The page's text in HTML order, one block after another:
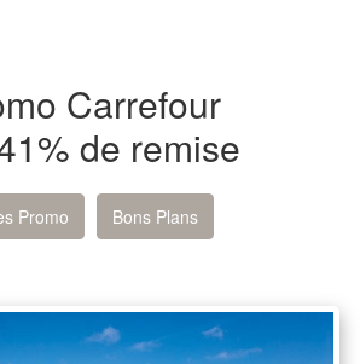
Carrefour
de remise
Promo Bons Plans